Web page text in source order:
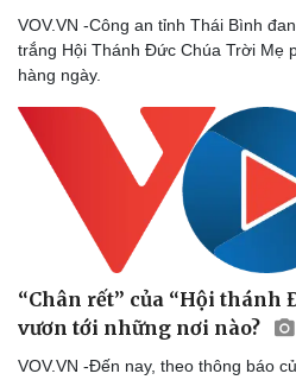
VOV.VN -Công an tỉnh Thái Bình
trắng Hội Thánh Đức Chúa Trời Mẹ
hàng ngày.
“Chân rết” của “Hội thánh
vươn tới những nơi nào?
VOV.VN -Đến nay, theo thông báo